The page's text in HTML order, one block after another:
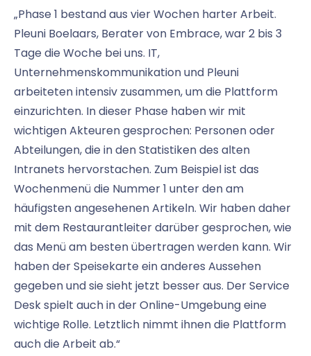
„Phase 1 bestand aus vier Wochen harter Arbeit.
Pleuni Boelaars, Berater von Embrace, war 2 bis 3
Tage die Woche bei uns. IT,
Unternehmenskommunikation und Pleuni
arbeiteten intensiv zusammen, um die Plattform
einzurichten. In dieser Phase haben wir mit
wichtigen Akteuren gesprochen: Personen oder
Abteilungen, die in den Statistiken des alten
Intranets hervorstachen. Zum Beispiel ist das
Wochenmenü die Nummer 1 unter den am
häufigsten angesehenen Artikeln. Wir haben daher
mit dem Restaurantleiter darüber gesprochen, wie
das Menü am besten übertragen werden kann. Wir
haben der Speisekarte ein anderes Aussehen
gegeben und sie sieht jetzt besser aus. Der Service
Desk spielt auch in der Online-Umgebung eine
wichtige Rolle. Letztlich nimmt ihnen die Plattform
auch die Arbeit ab.“